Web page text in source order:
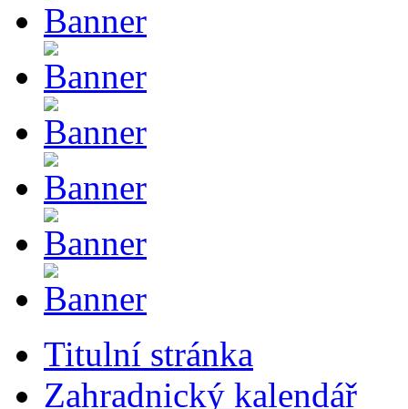
Titulní stránka
Zahradnický kalendář